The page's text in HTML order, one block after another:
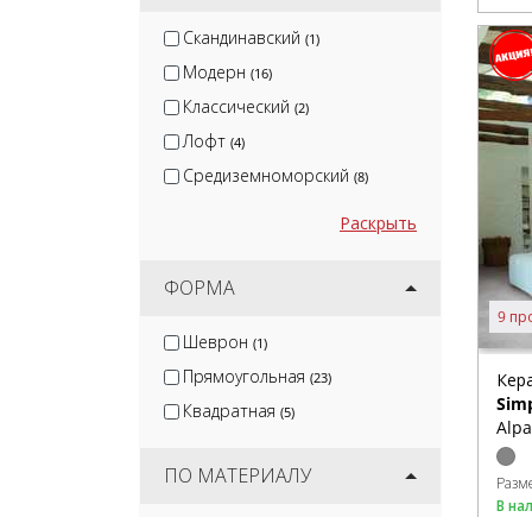
Скандинавский (1)
Модерн (16)
Классический (2)
Лофт (4)
Средиземноморский (8)
Раскрыть
ФОРМА
Шеврон (1)
Прямоугольная (23)
Квадратная (5)
ПО МАТЕРИАЛУ
9
В